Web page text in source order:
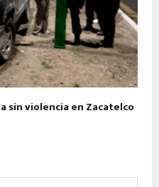
sin violencia en Zacatelco